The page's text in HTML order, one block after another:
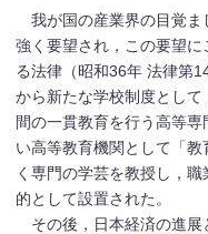
我が国の産業界の目覚
強く要望され，この要望
る法律（昭和36年 法律第
から新たな学校制度とし
間の一貫教育を行う高等
い高等教育機関として「
く専門の学芸を教授し，
的として設置された。
その後，日本経済の進